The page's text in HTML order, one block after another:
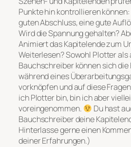
Punkte hin kontrollieren
guten Abschluss, eine gute
Wird die Spannung gehalten?
Animiert das Kapitelende zum
Weiterlesen? Sowohl Plotter als
Bauchschreiber können sich
während eines
vorknöpfen und auf diese
ich Plotter bin, bin ich aber
voreingenommen.
Du hast
Bauchschreiber deine
Hinterlasse gerne einen
deiner Erfahrungen.)